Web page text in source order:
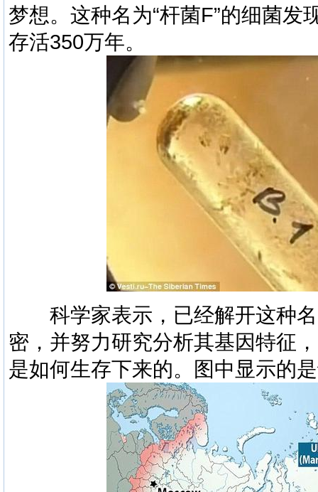
梦想。这种名为“杆菌F”的细菌
存活350万年。
科学家表示，已经解开这种名
密，并努力研究分析其基因特征
是如何生存下来的。图中显示的